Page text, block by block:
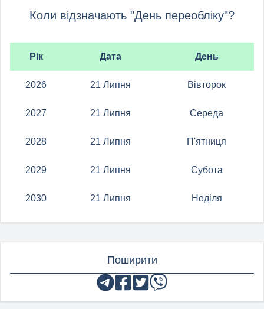
Коли відзначають "День переобліку"?
Рік Дата День
2026 21 Липня Вівторок
2027 21 Липня Середа
2028 21 Липня П'ятниця
2029 21 Липня Субота
2030 21 Липня Неділя
Поширити